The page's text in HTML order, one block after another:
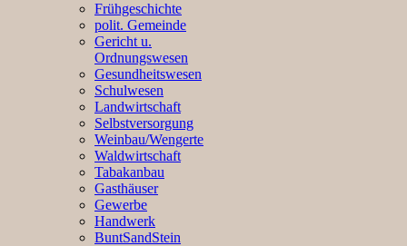
Frühgeschichte
polit. Gemeinde
Gericht u.
Ordnungswesen
Gesundheitswesen
Schulwesen
Landwirtschaft
Selbstversorgung
Weinbau/Wengerte
Waldwirtschaft
Tabakanbau
Gasthäuser
Gewerbe
Handwerk
BuntSandStein